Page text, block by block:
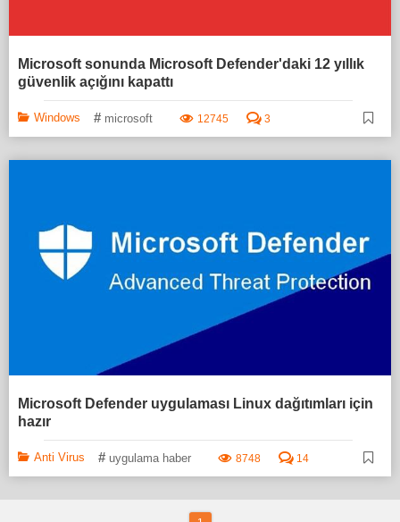
Microsoft sonunda Microsoft Defender'daki 12 yıllık
güvenlik açığını kapattı
Windows # microsoft 12745 3
Microsoft Defender uygulaması Linux dağıtımları için
hazır
Anti Virus # uygulama haber 8748 14